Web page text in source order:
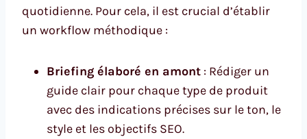
quotidienne. Pour cela, il est crucial d’établir
un workflow méthodique :
Briefing élaboré en amont : Rédiger un
guide clair pour chaque type de produit
avec des indications précises sur le ton, le
style et les objectifs SEO.